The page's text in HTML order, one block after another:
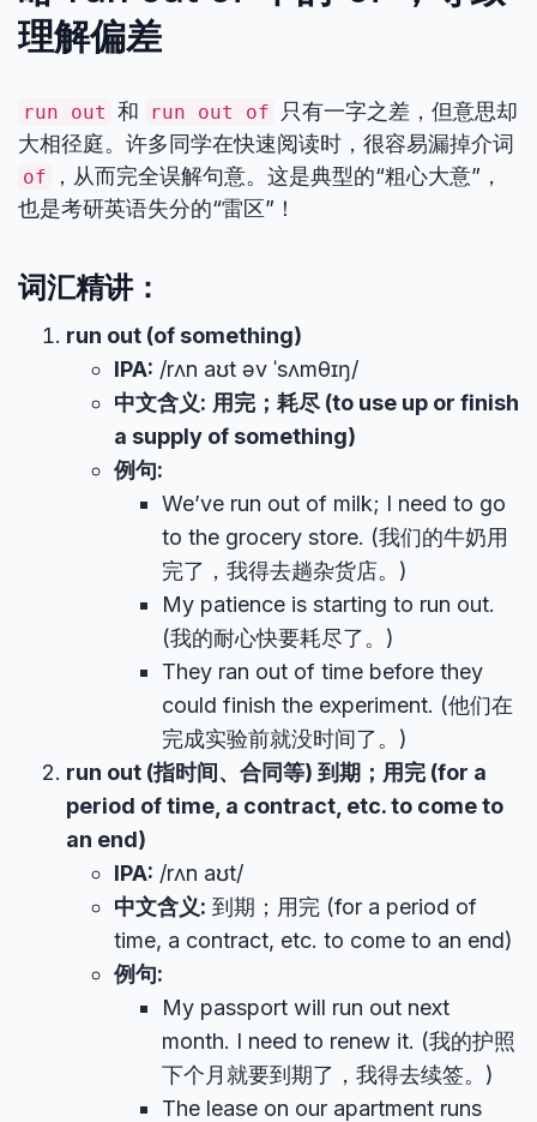
理解偏差
run out 和 run out of
只有一字之差，但意思却
大相径庭。许多同学在快速阅读时，很容易漏掉介词
of
，从而完全误解句意。这是典型的“粗心大意”，
也是考研英语失分的“雷区”！
词汇精讲：
run out (of something)
IPA: /rʌn aʊt əv ˈsʌmθɪŋ/
中文含义: 用完；耗尽 (to use up or finish
a supply of something)
例句:
We’ve run out of milk; I need to go
to the grocery store. (我们的牛奶用
完了，我得去趟杂货店。)
My patience is starting to run out.
(我的耐心快要耗尽了。)
They ran out of time before they
could finish the experiment. (他们在
完成实验前就没时间了。)
run out (指时间、合同等) 到期；用完 (for a
period of time, a contract, etc. to come to
an end)
IPA: /rʌn aʊt/
中文含义: 到期；用完 (for a period of
time, a contract, etc. to come to an end)
例句:
My passport will run out next
month. I need to renew it. (我的护照
下个月就要到期了，我得去续签。)
The lease on our apartment runs